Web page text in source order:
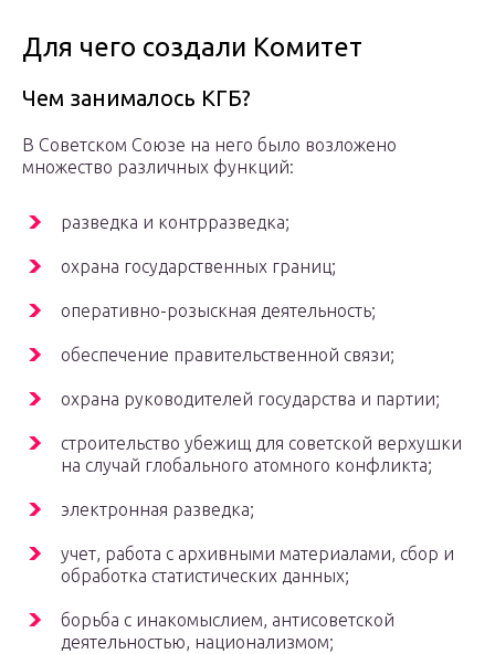
Для чего создали Комитет
Чем занималось КГБ?
В Советском Союзе на него было возложено
множество различных функций:
разведка и контрразведка;
охрана государственных границ;
оперативно-розыскная деятельность;
обеспечение правительственной связи;
охрана руководителей государства и партии;
строительство убежищ для советской верхушки
на случай глобального атомного конфликта;
электронная разведка;
учет, работа с архивными материалами, сбор и
обработка статистических данных;
борьба с инакомыслием, антисоветской
деятельностью, национализмом;